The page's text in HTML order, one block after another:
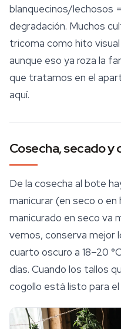
blanquecinos/lechosos
degradación. Muchos
tricoma como hito
aunque eso ya roza la
que tratamos en el
aquí.
Cosecha, secado y
De la cosecha al bote
manicurar (en seco o
manicurado en seco va
vemos, conserva mejor
cuarto oscuro a 18–20
días. Cuando los tallos
cogollo está listo para